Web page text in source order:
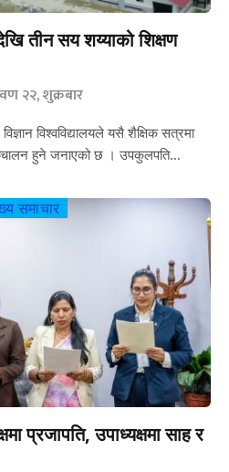
तीन सय शय्याको शिक्षण
२२, शुक्रबार
विश्वविद्यालयले यसै शैक्षिक सत्रमा
हुने जनाएको छ । उपकुलपति…
समाचार
प्रजापति, उपाध्यक्षमा साह र